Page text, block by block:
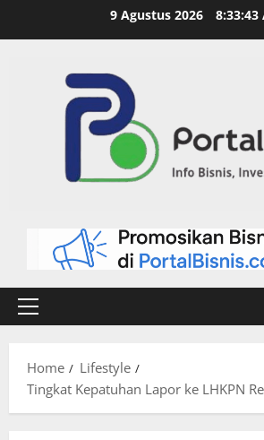
9 Agustus 2026 8:33:44
Home
Lifestyle
Tingkat Kepatuhan Lapor ke LHKPN